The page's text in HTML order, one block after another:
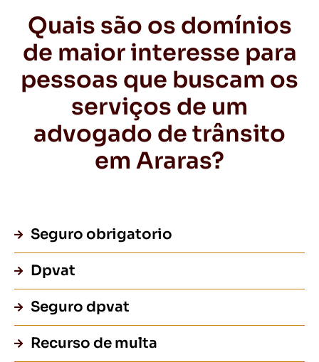
Quais são os domínios
de maior interesse para
pessoas que buscam os
serviços de um
advogado de trânsito
em Araras?
Seguro obrigatorio
Dpvat
Seguro dpvat
Recurso de multa